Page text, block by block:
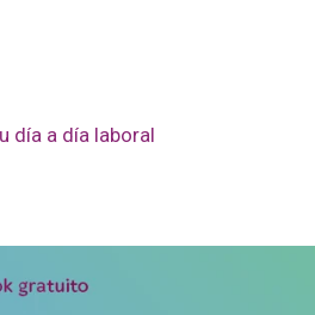
día a día laboral